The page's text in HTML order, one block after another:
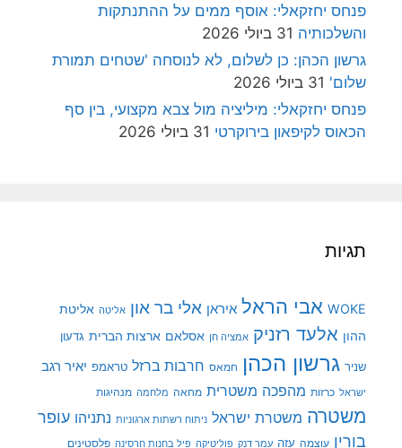
פנחס יחזקאלי: אוסף ממים על ההתנתקות
והשלכותיה 31 ביולי 2026
גרשון הכהן: כן לשלום, לא לנוסחה 'שטחים תמורת
שלום' 31 ביולי 2026
פנחס יחזקאלי: מיליציה מול צבא מקצועי, בין סף
הכאוס לקיפאון בירוקרטי 31 ביולי 2026
תגיות
WOKE אבי הראל איראן אלי בר און אליטה אליטת
ההון אלעד רזניק אמציה חן אסלאם ארצות הברית גדעון
שניר גרשון הכהן חמאס חרבות ברזל טראמפ יאיר רגב
ישראל כרזות מהפכה משטרית מחאה מלחמה מנהיגות
משטרה משטרת ישראל ניתוח רשתות ארגוניות נתניהו עופר
בורין עוצמה עזה עמר דנק פוליטיקה פיל בחנות חרסינה פלסטינים